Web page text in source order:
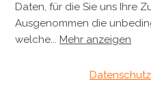
Kontakt
Verpackung & Versand
RECHTLICHES
Daten, für die Sie uns Ihre
Ausgenommen die
welche... Mehr anzeigen
Datenschutz